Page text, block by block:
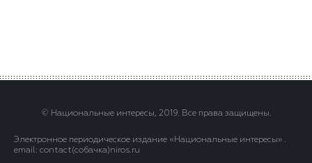
© Национальные интересы, 2019. Все права защищены.
Электронное периодическое издание «Национальные интересы» .
email: contact(сoбaчка)niros.ru